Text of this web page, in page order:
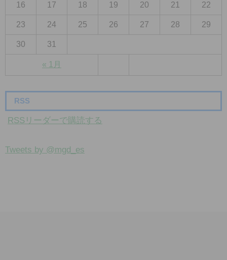
« 1月
16 17 18 19 20 21 22
23 24 25 26 27 28 29
30 31
RSS
RSSリーダーで購読する
Tweets by @mgd_es